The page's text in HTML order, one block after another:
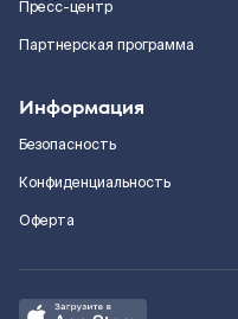
Пресс-центр
Партнерская программа
Информация
Безопасность
Конфиденциальность
Оферта